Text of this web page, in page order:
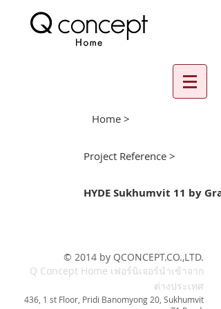
Home >
Project Reference >
HYDE Sukhumvit 11 by
© 2014 by QCONCEPT.CO.,LTD.
Q Concept Home เฟอร์นิเจอร์นำเข้าจาก
ต่างประเทศ
436, 1 st Floor, Pridi Banomyong 20, Sukhumvit